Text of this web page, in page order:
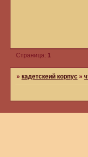
Страница: 1
»кадетскеий корпус »